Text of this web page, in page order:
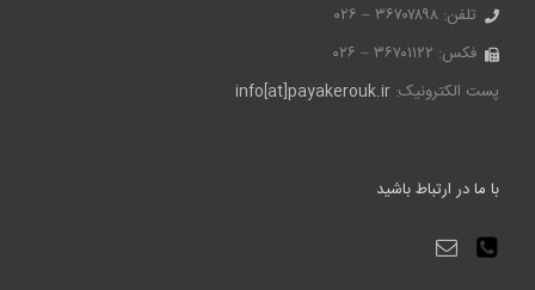
تلفن: ۳۶۷۰۷۸۹۸ – ۰۲۶
فکس: ۳۶۷۰۱۱۲۲ – ۰۲۶
پست الکترونیک: info[at]payakerouk.ir
با ما در ارتباط باشید